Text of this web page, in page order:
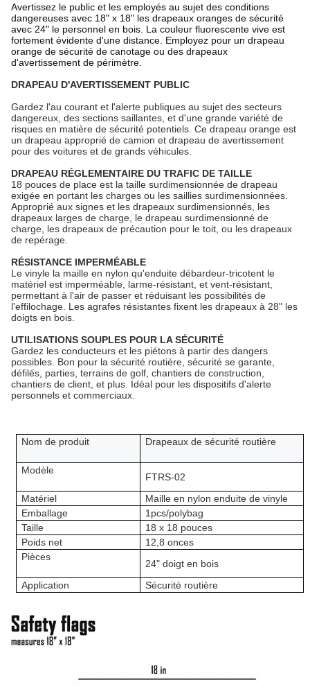
Avertissez le public et les employés au sujet des conditions
dangereuses avec 18" x 18" les drapeaux oranges de sécurité
avec 24" le personnel en bois. La couleur fluorescente vive est
fortement évidente d'une distance. Employez pour un drapeau
orange de sécurité de canotage ou des drapeaux
d'avertissement de périmètre.
DRAPEAU D'AVERTISSEMENT PUBLIC
Gardez l'au courant et l'alerte publiques au sujet des secteurs
dangereux, des sections saillantes, et d'une grande variété de
risques en matière de sécurité potentiels. Ce drapeau orange est
un drapeau approprié de camion et drapeau de avertissement
pour des voitures et de grands véhicules.
DRAPEAU RÉGLEMENTAIRE DU TRAFIC DE TAILLE
18 pouces de place est la taille surdimensionnée de drapeau
exigée en portant les charges ou les saillies surdimensionnées.
Approprié aux signes et les drapeaux surdimensionnés, les
drapeaux larges de charge, le drapeau surdimensionné de
charge, les drapeaux de précaution pour le toit, ou les drapeaux
de repérage.
RÉSISTANCE IMPERMÉABLE
Le vinyle la maille en nylon qu'enduite débardeur-tricotent le
matériel est imperméable, larme-résistant, et vent-résistant,
permettant à l'air de passer et réduisant les possibilités de
l'effilochage. Les agrafes résistantes fixent les drapeaux à 28" les
doigts en bois.
UTILISATIONS SOUPLES POUR LA SÉCURITÉ
Gardez les conducteurs et les piétons à partir des dangers
possibles. Bon pour la sécurité routière, sécurité se garante,
défilés, parties, terrains de golf, chantiers de construction,
chantiers de client, et plus. Idéal pour les dispositifs d'alerte
personnels et commerciaux.
Nom de produit Drapeaux de sécurité routière
Modèle
FTRS-02
Matériel
Maille en nylon enduite de vinyle
Emballage
1pcs/polybag
Taille
18 x 18 pouces
Poids net
12,8 onces
Pièces
24" doigt en bois
Application
Sécurité routière